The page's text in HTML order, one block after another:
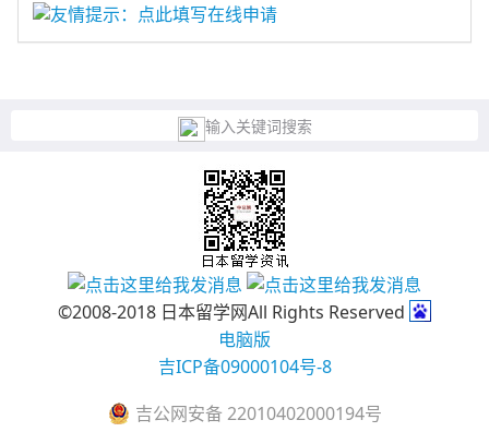
友情提示：点此填写在线申请
输入关键词搜索
©2008-2018 日本留学网All Rights Reserved
电脑版
吉ICP备09000104号-8
吉公网安备 22010402000194号